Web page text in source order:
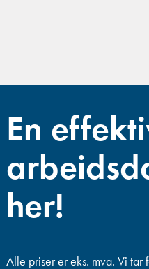
En
her!
Alle priser er eks. mva. Vi tar